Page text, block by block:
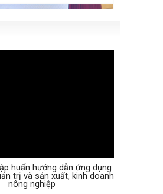
huấn hướng dẫn ứng dụng
trị và sản xuất, kinh doanh
nông nghiệp